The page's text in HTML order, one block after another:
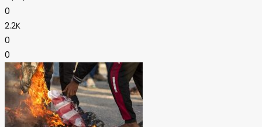
0
2.2K
0
0